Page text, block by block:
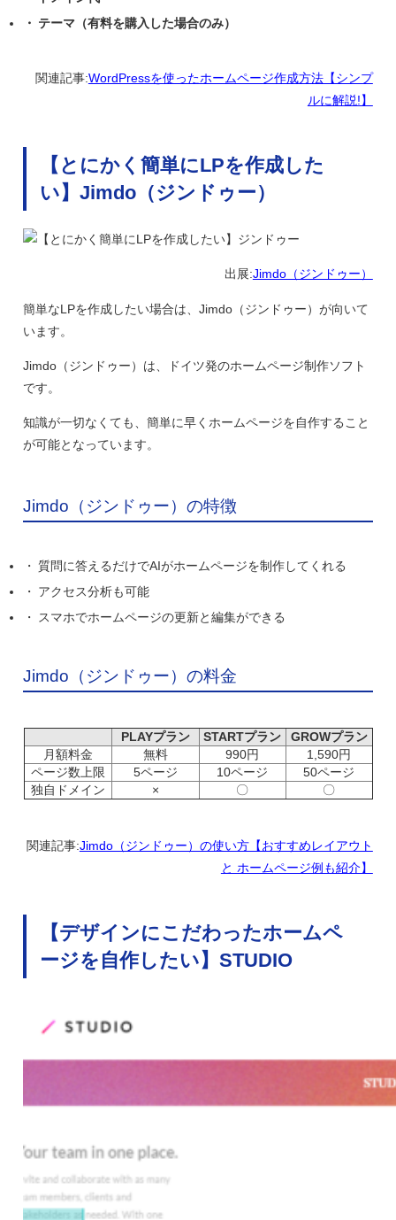
テーマ（有料を購入した場合のみ）
関連記事:WordPressを使ったホームページ作成方法【シンプ
ルに解説!】
【とにかく簡単にLPを作成した
い】Jimdo（ジンドゥー）
出展:Jimdo（ジンドゥー）
簡単なLPを作成したい場合は、Jimdo（ジンドゥー）が向いて
います。
Jimdo（ジンドゥー）は、ドイツ発のホームページ制作ソフト
です。
知識が一切なくても、簡単に早くホームページを自作すること
が可能となっています。
Jimdo（ジンドゥー）の特徴
質問に答えるだけでAIがホームページを制作してくれる
アクセス分析も可能
スマホでホームページの更新と編集ができる
Jimdo（ジンドゥー）の料金
PLAYプラン STARTプラン
GROWプラン
月額料金
無料 990円
1,590円
ページ数上限
5ページ 10ページ
50ページ
独自ドメイン
× 〇 〇
関連記事:Jimdo（ジンドゥー）の使い方【おすすめレイアウト
と ホームページ例も紹介】
【デザインにこだわったホームペ
ージを自作したい】STUDIO